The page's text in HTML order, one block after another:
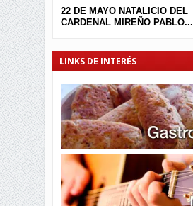
22 DE MAYO NATALICIO DEL
CARDENAL MIREÑO PABLO...
LINKS DE INTERÉS